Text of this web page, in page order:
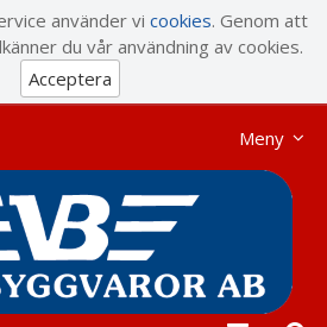
använder vi cookies. Genom att
du vår användning av cookies.
Acceptera
Meny
Till kassan